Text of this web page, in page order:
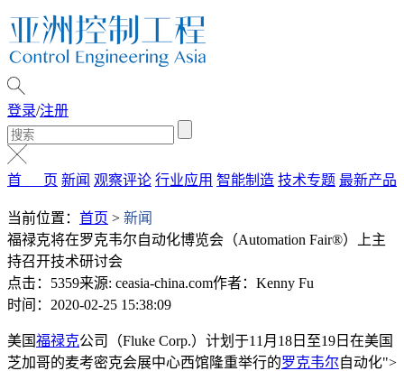
登录/注册
首 页 新闻 观察评论 行业应用 智能制造 技术专题 最新产品
当前位置： 首页 > 新闻
福禄克将在罗克韦尔自动化博览会（Automation Fair®）上主
持召开技术研讨会
点击：5359来源: ceasia-china.com作者：Kenny Fu
时间：2020-02-25 15:38:09
美国福禄克公司（Fluke Corp.）计划于11月18日至19日在美国
芝加哥的麦考密克会展中心西馆隆重举行的罗克韦尔自动化">